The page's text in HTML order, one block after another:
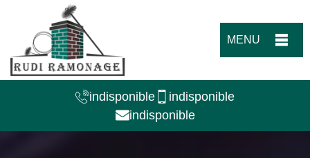
MENU
indisponible
indisponible
indisponible